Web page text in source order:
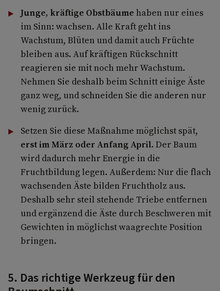
Junge, kräftige Obstbäume haben nur eines
im Sinn: wachsen. Alle Kraft geht ins
Wachstum, Blüten und damit auch Früchte
bleiben aus. Auf kräftigen Rückschnitt
reagieren sie mit noch mehr Wachstum.
Nehmen Sie deshalb beim Schnitt einige Äste
ganz weg, und schneiden Sie die anderen nur
wenig zurück.
Setzen Sie diese Maßnahme möglichst spät,
erst im März oder Anfang April. Der Baum
wird dadurch mehr Energie in die
Fruchtbildung legen. Außerdem: Nur die flach
wachsenden Äste bilden Fruchtholz aus.
Deshalb sehr steil stehende Triebe entfernen
und ergänzend die Äste durch Beschweren mit
Gewichten in möglichst waagrechte Position
bringen.
5. Das richtige Werkzeug für den